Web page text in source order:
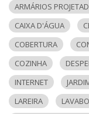
ARMÁRIOS
CAIXA D'ÁGUA
COBERTURA
COZINHA
INTERNET
LAREIRA
LAVABO